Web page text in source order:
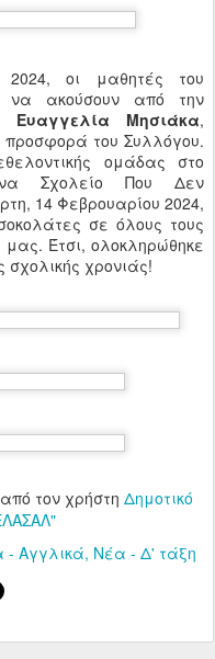
οι μαθητές του
να ακούσουν από την
Ευαγγελία Μησιάκα,
προσφορά του Συλλόγου.
ομάδας στο
Σχολείο Που Δεν
14 Φεβρουαρίου 2024,
σε όλους τους
Έτσι, ολοκληρώθηκε
σχολικής χρονιάς!
από τον χρήστη Δημοτικό
- Αγγλικά Νέα - Δ' τάξη